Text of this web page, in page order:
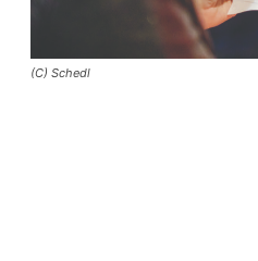
(C) Schedl